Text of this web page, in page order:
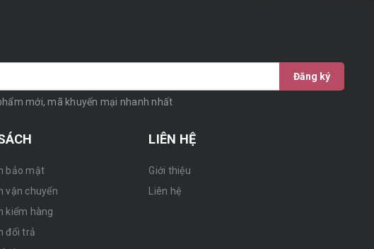
Đăng ký
mới, mã khuyến mại nhanh nhất
bảo mật
vận chuyển
kiểm hàng
đổi trả
LIÊN HỆ
Giới thiệu
Liên hệ